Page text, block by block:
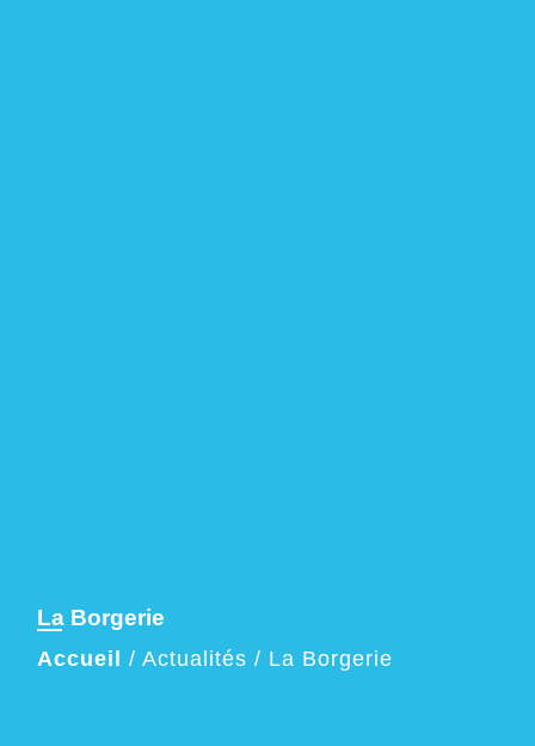
La Borgerie
Accueil / Actualités / La Borgerie